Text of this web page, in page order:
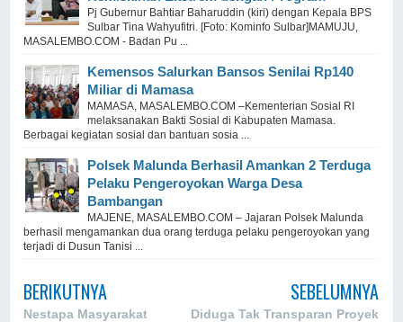
Pj Gubernur Bahtiar Baharuddin (kiri) dengan Kepala BPS
Sulbar Tina Wahyufitri. [Foto: Kominfo Sulbar]MAMUJU,
MASALEMBO.COM - Badan Pu ...
Kemensos Salurkan Bansos Senilai Rp140
Miliar di Mamasa
MAMASA, MASALEMBO.COM –Kementerian Sosial RI
melaksanakan Bakti Sosial di Kabupaten Mamasa.
Berbagai kegiatan sosial dan bantuan sosia ...
Polsek Malunda Berhasil Amankan 2 Terduga
Pelaku Pengeroyokan Warga Desa
Bambangan
MAJENE, MASALEMBO.COM – Jajaran Polsek Malunda
berhasil mengamankan dua orang terduga pelaku pengeroyokan yang
terjadi di Dusun Tanisi ...
BERIKUTNYA
Nestapa Masyarakat
SEBELUMNYA
Diduga Tak Transparan Proyek